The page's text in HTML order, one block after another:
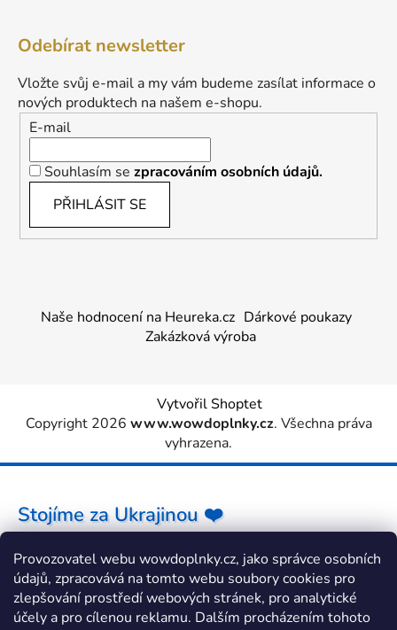
Provozovatel webu wowdoplnky.cz, jako správce osobních
údajů, zpracovává na tomto webu soubory cookies pro
zlepšování prostředí webových stránek, pro analytické
účely a pro cílenou reklamu. Dalším procházením tohoto
Odebírat newsletter
Vložte svůj e-mail a my vám budeme zasílat informace o
nových produktech na našem e-shopu.
E-mail
Souhlasím se zpracováním osobních údajů.
PŘIHLÁSIT SE
Naše hodnocení na Heureka.cz Dárkové poukazy
Zakázková výroba
Vytvořil Shoptet
Copyright 2026 www.wowdoplnky.cz. Všechna práva
vyhrazena.
Stojíme za Ukrajinou ❤️
Jak a čím pomoci »